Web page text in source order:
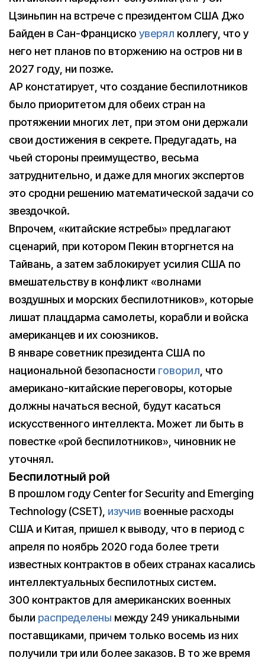
Цзиньпин на встрече с президентом США Джо
Байден в Сан-Франциско уверял коллегу, что у
него нет планов по вторжению на остров ни в
2027 году, ни позже.
AP констатирует, что создание беспилотников
было приоритетом для обеих стран на
протяжении многих лет, при этом они держали
свои достижения в секрете. Предугадать, на
чьей стороны преимущество, весьма
затруднительно, и даже для многих экспертов
это сродни решению математической задачи со
звездочкой.
Впрочем, «китайские ястребы» предлагают
сценарий, при котором Пекин вторгнется на
Тайвань, а затем заблокирует усилия США по
вмешательству в конфликт «волнами
воздушных и морских беспилотников», которые
лишат плацдарма самолеты, корабли и войска
американцев и их союзников.
В январе советник президента США по
национальной безопасности говорил, что
американо-китайские переговоры, которые
должны начаться весной, будут касаться
искусственного интеллекта. Может ли быть в
повестке «рой беспилотников», чиновник не
уточнял.
Беспилотный рой
В прошлом году Center for Security and Emerging
Technology (CSET), изучив военные расходы
США и Китая, пришел к выводу, что в период с
апреля по ноябрь 2020 года более трети
известных контрактов в обеих странах касались
интеллектуальных беспилотных систем.
300 контрактов для американских военных
были распределены между 249 уникальными
поставщиками, причем только восемь из них
получили три или более заказов. В то же время